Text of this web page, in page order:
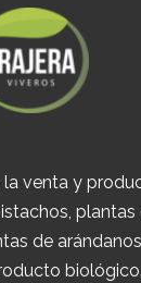
venta y
plantas
de
biológico.